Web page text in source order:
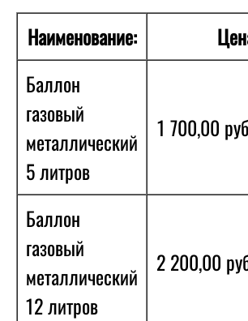
Наименование:
Баллон
газовый
металлический
5 литров
1 700,00
Баллон
газовый
металлический
12 литров
2 200,00